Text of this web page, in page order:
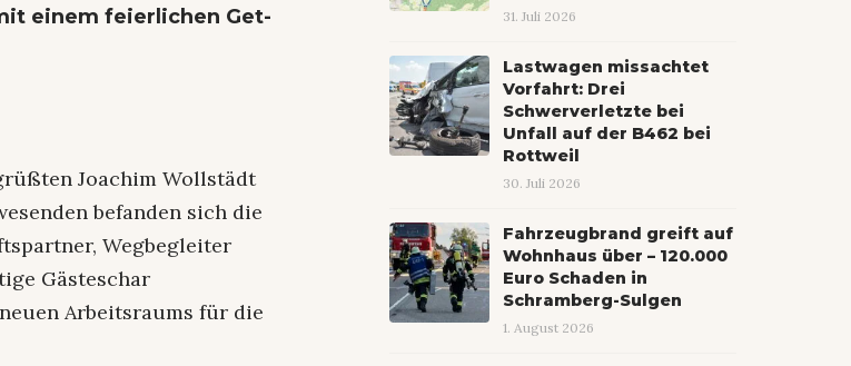
einem feierlichen Get-
Joachim Wollstädt
befanden sich die
Wegbegleiter
Gästeschar
Arbeitsraums für die
31. Juli 2026
Lastwagen missachtet
Vorfahrt: Drei
Schwerverletzte bei
Unfall auf der B462 bei
Rottweil
30. Juli 2026
Fahrzeugbrand greift auf
Wohnhaus über – 120.000
Euro Schaden in
Schramberg-Sulgen
1. August 2026